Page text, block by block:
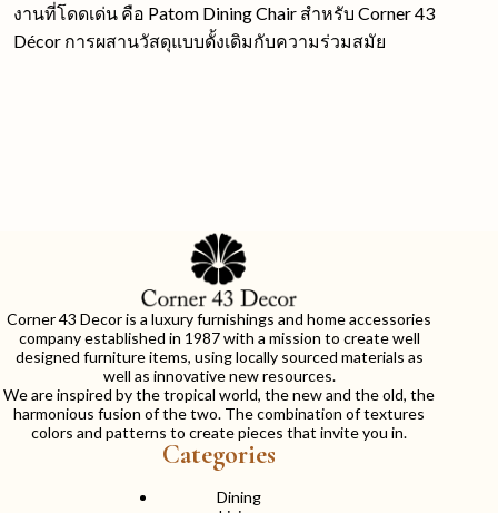
งานที่โดดเด่น คือ Patom Dining Chair สำหรับ Corner 43
Décor การผสานวัสดุแบบดั้งเดิมกับความร่วมสมัย
Corner 43 Decor is a luxury furnishings and home accessories
company established in 1987 with a mission to create well
designed furniture items, using locally sourced materials as
well as innovative new resources.
We are inspired by the tropical world, the new and the old, the
harmonious fusion of the two. The combination of textures
colors and patterns to create pieces that invite you in.
Categories
Dining